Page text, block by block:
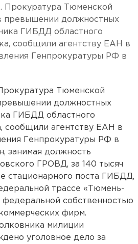
Прокуратура Тюменской
превышении должностных
ГИБДД областного
сообщили агентству ЕАН в
Генпрокуратуры РФ в
Тюменской
должностных
ГИБДД областного
сообщили агентству ЕАН в
Генпрокуратуры РФ в
занимая должность
ГРОВД, за 140 тысяч
стационарного поста ГИБДД,
трассе «Тюмень-
собственностью
фирм.
милиции
уголовное дело за